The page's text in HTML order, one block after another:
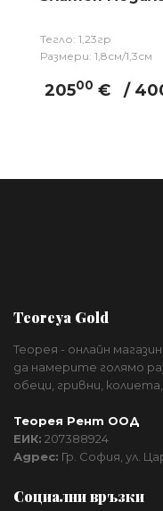
Тегло: 1,23гр
Размери: 1,8см/1,3см
20500 € /
Teoreya Gold
Теорея - онлайн
да намерите голямо
обеци, гривни,
Теорея Рент ООД
ЕИК: 207388924
Адрес: Гр. София, ул.
Социални връзки